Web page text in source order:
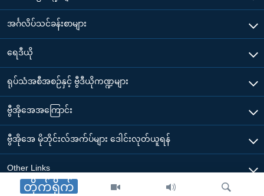
တိုက်ရိုက်
အင်္ဂလိပ်သင်ခန်းစာများ
ရေဒီယို
ရုပ်သံအစီအစဉ်နှင့် ဗွီဒီယိုကဏ္ဍများ
ဗွီအိုအေအကြောင်း
ဗွီအိုအေ မိုဘိုင်းလ်အက်ပ်များ ဒေါင်းလုတ်ယူရန်
Other Links